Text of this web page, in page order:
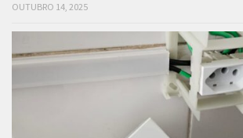
OUTUBRO 14, 2025